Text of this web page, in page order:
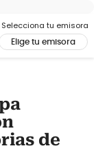
Selecciona tu emisora
Elige tu emisora
de